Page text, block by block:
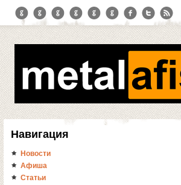
Навигация
Новости
Афиша
Статьи